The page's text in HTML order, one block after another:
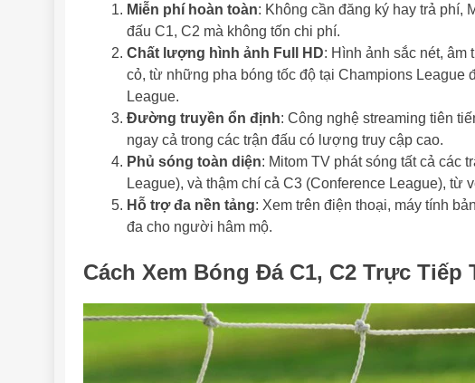
Miễn phí hoàn toàn: Không cần đăng ký hay trả phí,
đấu C1, C2 mà không tốn chi phí.
Chất lượng hình ảnh Full HD: Hình ảnh sắc nét, âm
cỏ, từ những pha bóng tốc độ tại Champions League
League.
Đường truyền ổn định: Công nghệ streaming tiên
ngay cả trong các trận đấu có lượng truy cập cao.
Phủ sóng toàn diện: Mitom TV phát sóng tất cả các
League), và thậm chí cả C3 (Conference League), từ
Hỗ trợ đa nền tảng: Xem trên điện thoại, máy tính
đa cho người hâm mộ.
Cách Xem Bóng Đá C1, C2 Trực Tiếp